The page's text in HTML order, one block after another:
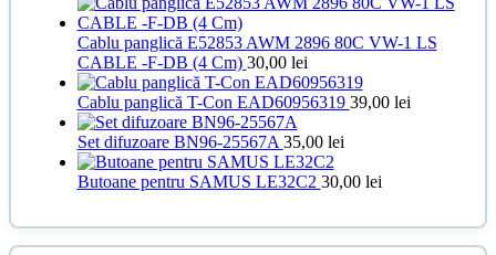
Cablu panglică E52853 AWM 2896 80C VW-1 LS
CABLE -F-DB (4 Cm) 30,00 lei
Cablu panglică T-Con EAD60956319 39,00 lei
Set difuzoare BN96-25567A 35,00 lei
Butoane pentru SAMUS LE32C2 30,00 lei